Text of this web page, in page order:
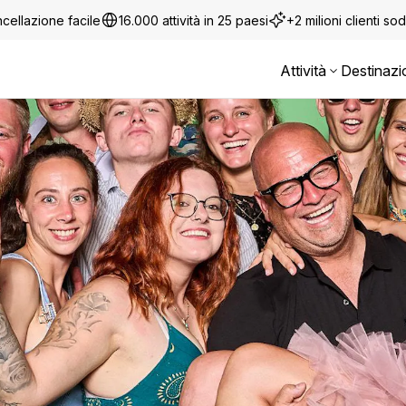
facile 16.000 attività in 25 paesi +2 milioni clienti
Attività